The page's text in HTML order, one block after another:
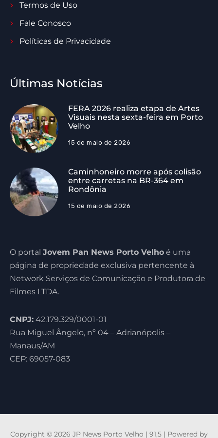
Termos de Uso
Fale Conosco
Políticas de Privacidade
Últimas Notícias
FERA 2026 realiza etapa de Artes
Visuais nesta sexta-feira em Porto
Velho
15 de maio de 2026
Caminhoneiro morre após colisão
entre carretas na BR-364 em
Rondônia
15 de maio de 2026
O portal Jovem Pan News Porto Velho é uma
página de propriedade exclusiva pertencente à
Network Serviços de Comunicação e Produtora de
Filmes LTDA.
CNPJ: 42.179.329/0001-01
Rua Miguel Ângelo, nº 04 – Adrianópolis –
Manaus/AM
CEP: 69057-083
Copyright © 2026 JP News Porto Velho | 91,5 | Powered by